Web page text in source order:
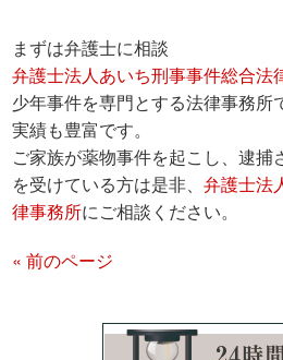
まずは弁護士に相談
弁護士法人あいち刑事事件総合法
少年事件を専門とする法律事務所
実績も豊富です。
ご家族が薬物事件を起こし、逮捕
を受けている方は是非、弁護士法
律事務所にご相談ください。
« 前のページ